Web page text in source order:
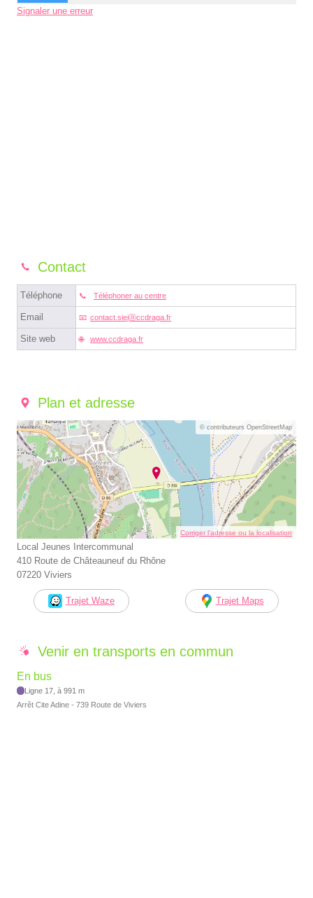
Signaler une erreur
Contact
Téléphone Téléphoner au centre
Email contact.siejⓐccdraga.fr
Site web www.ccdraga.fr
Plan et adresse
© contributeurs OpenStreetMap
Corriger l’adresse ou la localisation
Local Jeunes Intercommunal
410 Route de Châteauneuf du Rhône
07220 Viviers
Trajet Waze Trajet Maps
Venir en transports en commun
En bus
Ligne 17, à 991 m
Arrêt Cite Adine - 739 Route de Viviers